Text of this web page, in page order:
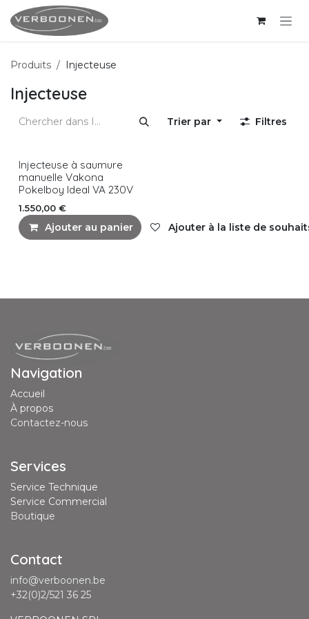
Se rendre au contenu
Produits Injecteuse
Injecteuse
Trier par Filtres
Injecteuse à saumure
manuelle Vakona
Pokelboy Ideal VA 230V
1.550,00 €
Ajouter au panier Ajouter à la liste de
Navigation
Accueil
À propos
Contactez-nous
Services
Service Technique
Service Commercial
Boutique
Contact
info@verboonen.be
+32(0)2/521 36 25